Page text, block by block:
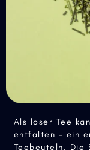
Als loser Tee
entfalten – ein